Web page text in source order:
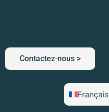
Contactez-nous >
Français